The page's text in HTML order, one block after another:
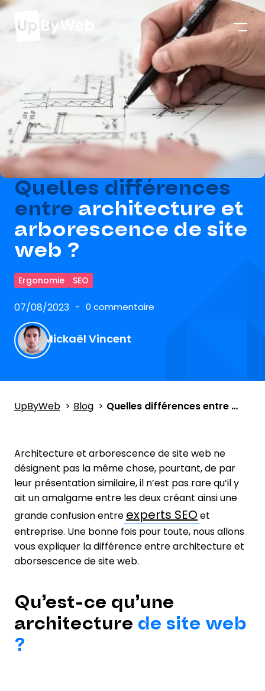
Quelles différences
entre architecture et
arborescence de site
web ?
Ergonomie SEO
07/08/2023 0 commentaire
Mickaël Vincent
UpByWeb Blog Quelles différences entre architecture et arborescence de site web ?
Architecture et arborescence de site web ne
désignent pas la même chose, pourtant, de par
leur présentation similaire, il n’est pas rare qu’il y
ait un amalgame entre les deux créant ainsi une
grande confusion entre experts SEO et
entreprise. Une bonne fois pour toute, nous allons
vous expliquer la différence entre architecture et
aborsescence de site web.
Qu’est-ce qu’une
architecture de site web
?